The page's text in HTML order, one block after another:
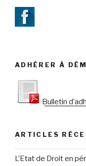
ADHÉRER À
Bulletin
ARTICLES
L’Etat de Droit en